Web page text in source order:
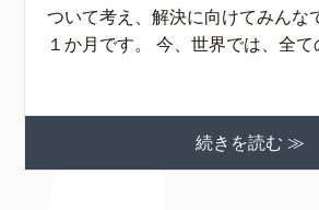
ついて考え、解決に向けてみんな
１か月です。 今、世界では、全
続きを読む ≫